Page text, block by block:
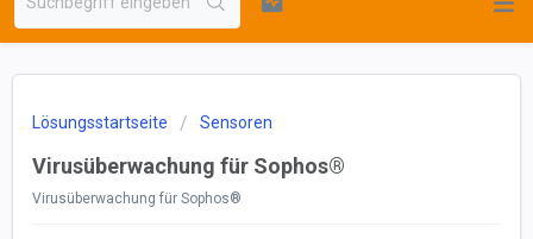
Lösungsstartseite Sensoren
Virusüberwachung für Sophos®
Virusüberwachung für Sophos®